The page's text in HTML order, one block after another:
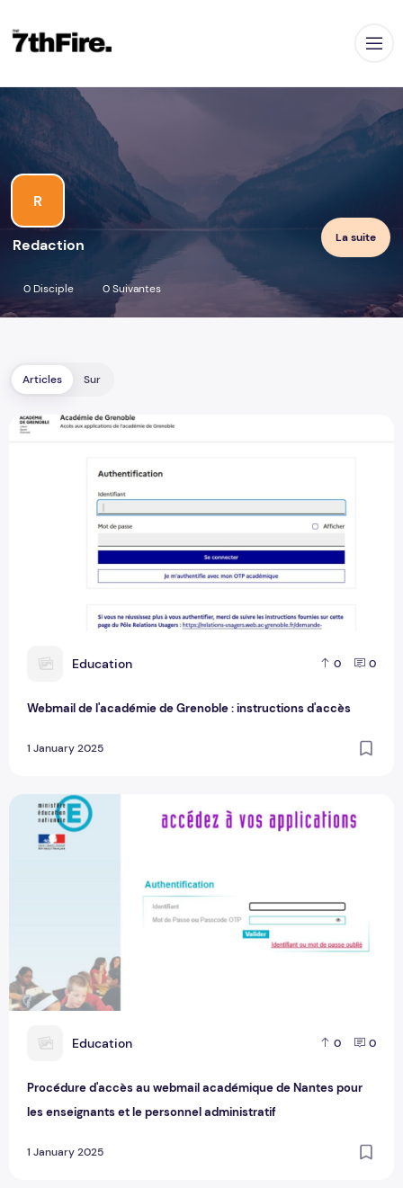
R
Redaction La suite
0 Disciple 0 Suivantes
Articles Sur
E Education 0 0
Webmail de l'académie de Grenoble : instructions d'accès
1 January 2025
Webmail de l'académie de Grenoble : instructions d'accès
E Education 0 0
Procédure d'accès au webmail académique de Nantes pour
les enseignants et le personnel administratif
1 January 2025
Procédure d'accès au webmail académique de Nantes